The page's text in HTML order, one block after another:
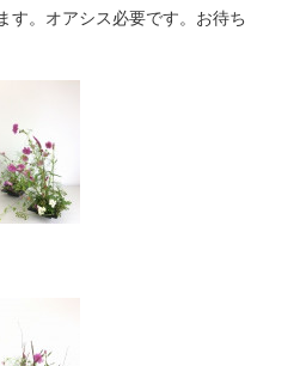
す。オアシス必要です。お待ち